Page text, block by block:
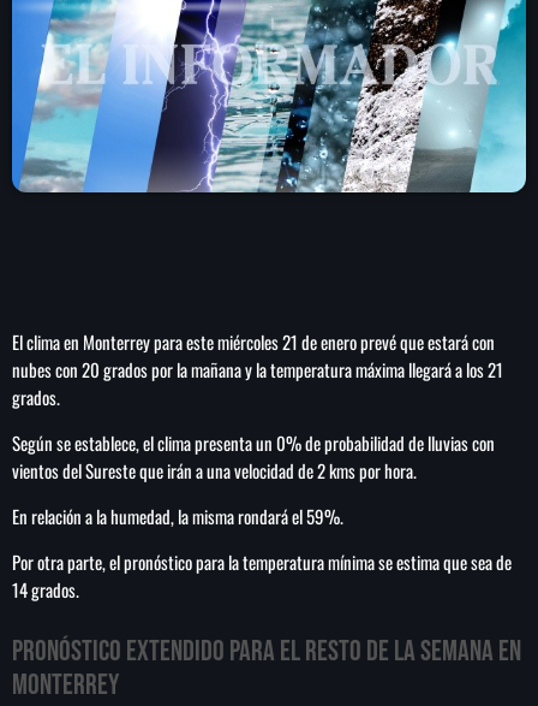
play_arrow LA CAMPESINA 104.5 FM
play_arrow LA CAMPESINA GEORGIA
PROGRAMACIÓN keyboard_arrow_down
RANKING
COMUNÍCATE
PUBLICIDAD
HISTORIA
SEARCH
El clima en Monterrey para este miércoles 21 de enero prevé que estará con
nubes con 20 grados por la mañana y la temperatura máxima llegará a los 21
grados.
Según se establece, el clima presenta un 0% de probabilidad de lluvias con
vientos del Sureste que irán a una velocidad de 2 kms por hora.
En relación a la humedad, la misma rondará el 59%.
Por otra parte, el pronóstico para la temperatura mínima se estima que sea de
14 grados.
Pronóstico extendido para el resto de la semana en
Monterrey